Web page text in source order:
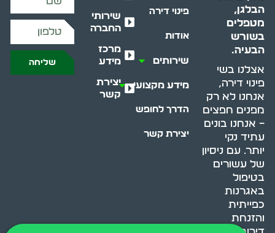
הבלגן,
מטפלים
בשורש
הבעיה.
אצלנו בשי
פינוי דירה,
אנחנו לא רק
מפנים חפצים
– אנחנו בונים
עתיד נקי
יותר. עם ניסיון
של עשורים
בטיפול
באגרנות
כפייתית
והזנחת
פינוי דירה
אודות
שירותים
מידע מקצועי
הדרך לחופש
יצירת קשר
שירותי
החברה
מרכז
מידע
יצירת
קשר
שליחה